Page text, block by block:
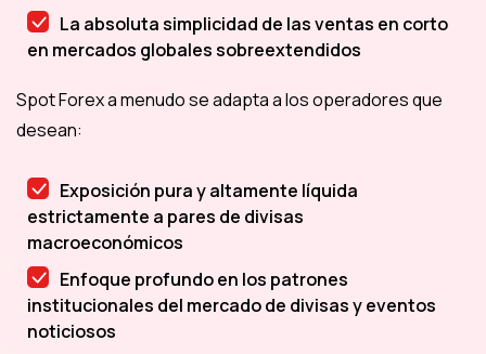
La absoluta simplicidad de las ventas en corto
en mercados globales sobreextendidos
Spot Forex a menudo se adapta a los operadores que
desean:
Exposición pura y altamente líquida
estrictamente a pares de divisas
macroeconómicos
Enfoque profundo en los patrones
institucionales del mercado de divisas y eventos
noticiosos